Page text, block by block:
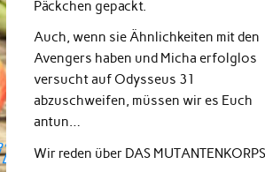
Päckchen gepackt.
Auch, wenn sie Ähnlichkeiten mit den
Avengers haben und Micha erfolglos
versucht auf Odysseus 31
abzuschweifen, müssen wir es Euch
antun…
Wir reden über DAS